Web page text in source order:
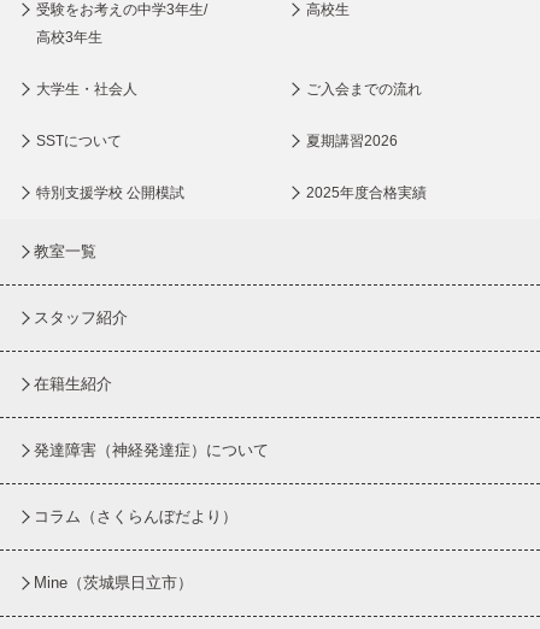
受験をお考えの中学3年生/
高校3年生
高校生
大学生・社会人 ご入会までの流れ
SSTについて 夏期講習2026
特別支援学校 公開模試 2025年度合格実績
教室一覧
スタッフ紹介
在籍生紹介
発達障害（神経発達症）について
コラム （さくらんぼだより）
Mine（茨城県日立市）